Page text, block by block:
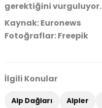
gerektiğini vurguluyor.
Kaynak: Euronews
Fotoğraflar: Freepik
İlgili Konular
Alp Dağları Alpler